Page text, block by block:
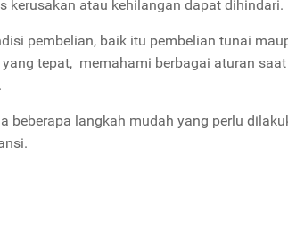
kerusakan atau kehilangan dapat dihindari.
pembelian, baik itu pembelian tunai
tepat, memahami berbagai aturan
beberapa langkah mudah yang perlu